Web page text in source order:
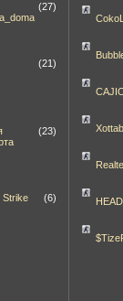
(27)
(21)
(23)
Strike
(6)